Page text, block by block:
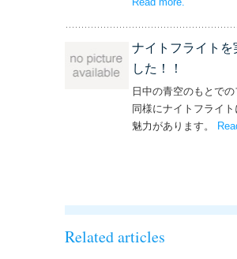
ナイトフライトを
した！！
日中の青空のもとでの
同様にナイトフライ
魅力があります。
Related articles